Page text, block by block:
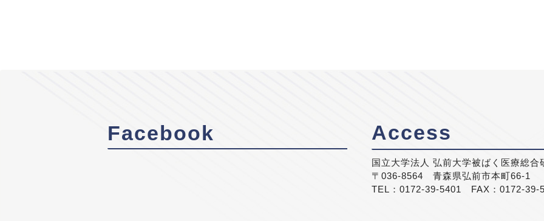
Facebook Access
国立大学法人 弘前大学被ばく医療総合
〒036-8564 青森県弘前市本町66-1
TEL：0172-39-5401 FAX：0172-39-